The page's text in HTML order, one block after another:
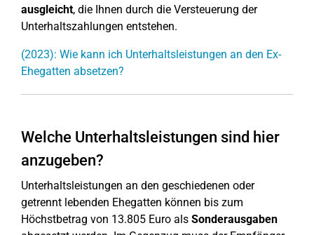
ausgleicht, die Ihnen durch die Versteuerung der
Unterhaltszahlungen entstehen.
(2023): Wie kann ich Unterhaltsleistungen an den Ex-
Ehegatten absetzen?
Welche Unterhaltsleistungen sind hier
anzugeben?
Unterhaltsleistungen an den geschiedenen oder
getrennt lebenden Ehegatten können bis zum
Höchstbetrag von 13.805 Euro als Sonderausgaben